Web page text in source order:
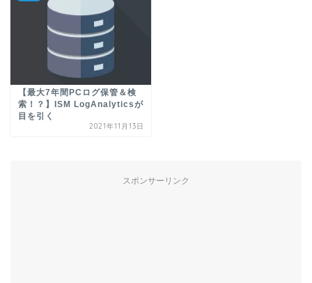
【最大7年間PCログ保管＆検
索！？】ISM LogAnalyticsが
目を引く
2021年11月13日
スポンサーリンク